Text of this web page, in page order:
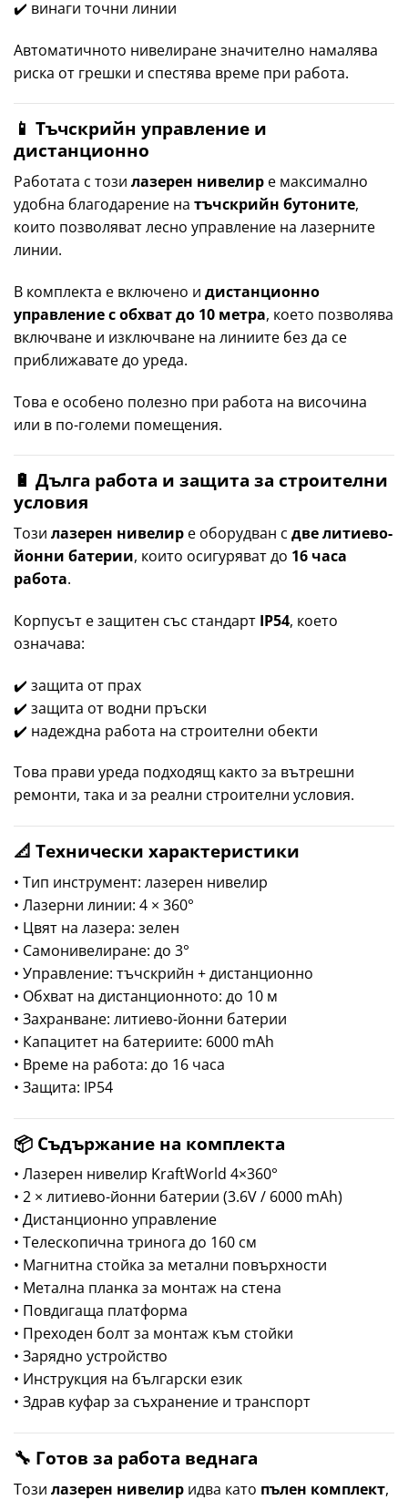
✔️ винаги точни линии
Автоматичното нивелиране значително намалява
риска от грешки и спестява време при работа.
📱 Тъчскрийн управление и
дистанционно
Работата с този лазерен нивелир е максимално
удобна благодарение на тъчскрийн бутоните,
които позволяват лесно управление на лазерните
линии.
В комплекта е включено и дистанционно
управление с обхват до 10 метра, което позволява
включване и изключване на линиите без да се
приближавате до уреда.
Това е особено полезно при работа на височина
или в по-големи помещения.
🔋 Дълга работа и защита за строителни
условия
Този лазерен нивелир е оборудван с две литиево-
йонни батерии, които осигуряват до 16 часа
работа.
Корпусът е защитен със стандарт IP54, което
означава:
✔️ защита от прах
✔️ защита от водни пръски
✔️ надеждна работа на строителни обекти
Това прави уреда подходящ както за вътрешни
ремонти, така и за реални строителни условия.
📐 Технически характеристики
• Тип инструмент: лазерен нивелир
• Лазерни линии: 4 × 360°
• Цвят на лазера: зелен
• Самонивелиране: до 3°
• Управление: тъчскрийн + дистанционно
• Обхват на дистанционното: до 10 м
• Захранване: литиево-йонни батерии
• Капацитет на батериите: 6000 mAh
• Време на работа: до 16 часа
• Защита: IP54
📦 Съдържание на комплекта
• Лазерен нивелир KraftWorld 4×360°
• 2 × литиево-йонни батерии (3.6V / 6000 mAh)
• Дистанционно управление
• Телескопична тринога до 160 см
• Магнитна стойка за метални повърхности
• Метална планка за монтаж на стена
• Повдигаща платформа
• Преходен болт за монтаж към стойки
• Зарядно устройство
• Инструкция на български език
• Здрав куфар за съхранение и транспорт
🔧 Готов за работа веднага
Този лазерен нивелир идва като пълен комплект,